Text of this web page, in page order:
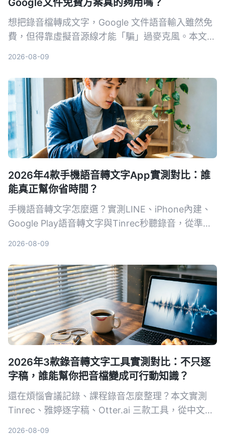
Google文件免費方案真的夠用嗎？
想把錄音檔轉成文字，Google 文件語音輸入雖然免
費，但得靠虛擬音源線才能「騙」過麥克風。本文實
續整理功能幫你分析哪個最省時間。
2026-08-09
2026年4款手機語音轉文字App實測對比：誰
能真正幫你省時間？
手機語音轉文字怎麼選？實測LINE、iPhone內建、
Google Play語音轉文字與Tinrec秒聽錄音，從準確
2026-08-09
2026年3款錄音轉文字工具實測對比：不只逐
字稿，誰能幫你把音檔變成可行動知識？
還在煩惱會議記錄、課程錄音怎麼整理？本文實測
Tinrec、雅婷逐字稿、Otter.ai 三款工具，從中文辨
2026-08-09